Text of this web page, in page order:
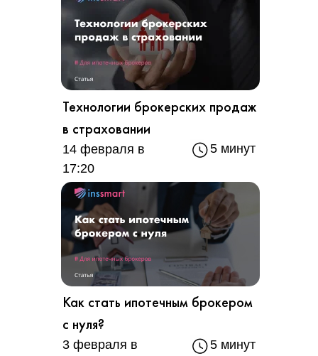
Как стать ипотечным брокером
с нуля?
3 февраля в
5 минут
Технологии брокерских продаж
в страховании
14 февраля в
17:20
5 минут